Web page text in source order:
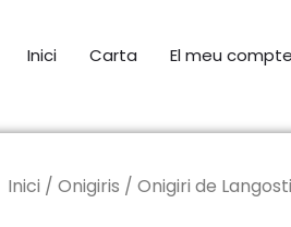
Inici Carta El meu compte
Inici / Onigiris / Onigiri de